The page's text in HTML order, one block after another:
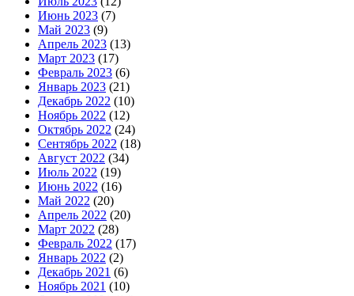
Июнь 2023 (7)
Май 2023 (9)
Апрель 2023 (13)
Март 2023 (17)
Февраль 2023 (6)
Январь 2023 (21)
Декабрь 2022 (10)
Ноябрь 2022 (12)
Октябрь 2022 (24)
Сентябрь 2022 (18)
Август 2022 (34)
Июль 2022 (19)
Июнь 2022 (16)
Май 2022 (20)
Апрель 2022 (20)
Март 2022 (28)
Февраль 2022 (17)
Январь 2022 (2)
Декабрь 2021 (6)
Ноябрь 2021 (10)